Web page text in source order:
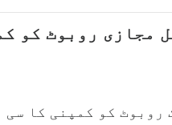
مجازی روبوٹ کو
روبوٹ کو کمپنی کا سی